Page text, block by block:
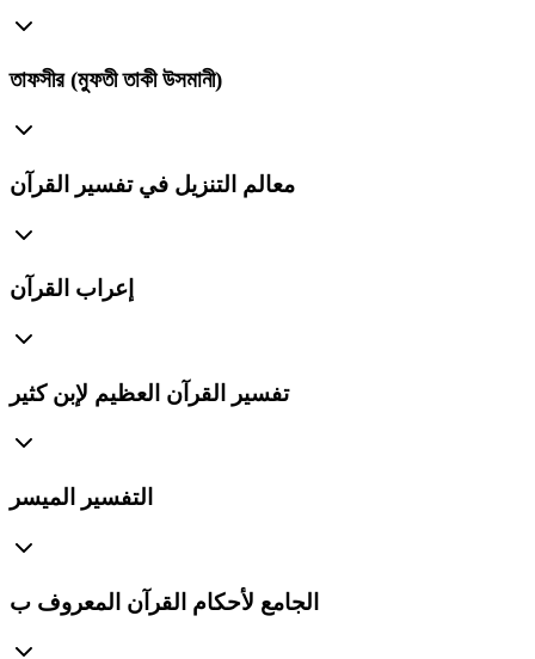
তাফসীর (মুফতী তাকী উসমানী)
معالم التنزيل في تفسير القرآن
إعراب القرآن
تفسير القرآن العظيم لإبن كثير
التفسير الميسر
الجامع لأحكام القرآن المعروف ب